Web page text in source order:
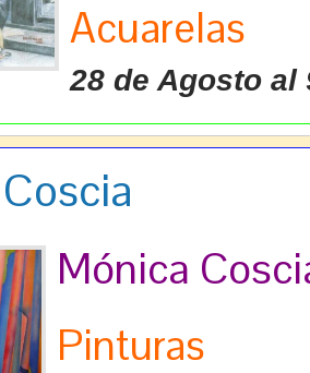
Acuarelas
28 de Agosto al
Mónica
Pinturas